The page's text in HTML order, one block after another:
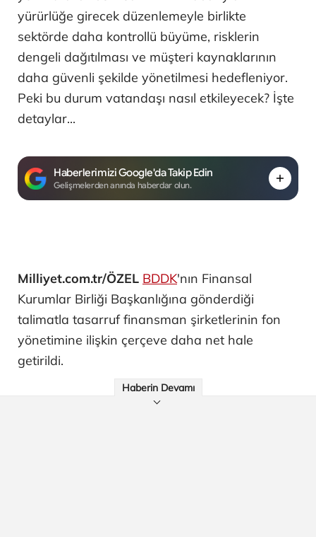
yürürlüğe girecek düzenlemeyle birlikte
sektörde daha kontrollü büyüme, risklerin
dengeli dağıtılması ve müşteri kaynaklarının
daha güvenli şekilde yönetilmesi hedefleniyor.
Peki bu durum vatandaşı nasıl etkileyecek? İşte
detaylar...
Haberlerimizi Google'da Takip Edin
Gelişmelerden anında haberdar olun.
Milliyet.com.tr/ÖZEL BDDK'nın Finansal
Kurumlar Birliği Başkanlığına gönderdiği
talimatla tasarruf finansman şirketlerinin fon
yönetimine ilişkin çerçeve daha net hale
getirildi.
Haberin Devamı